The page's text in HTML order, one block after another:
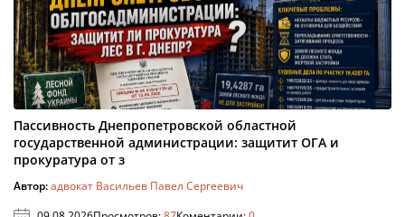
Пассивность Днепропетровской областной
государственной администрации: защитит ОГА и
прокуратура от з
Автор:адвокат Васильев Павел Сергеевич